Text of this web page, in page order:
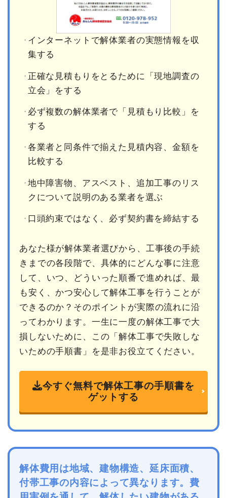
インターネットで解体業者の実態情報を収
集する
正確な見積もりをとるために「現地調査の
立会」をする
必ず複数の解体業者で「見積もり比較」を
する
各業者と同条件で揃えた見積内容、金額を
比較する
地中障害物、アスベスト、追加工事のリス
クについて説明のある業者を選ぶ
口頭約束ではなく、必ず契約書を締結する
あなた様が解体業者選びから、工事後の手続
きまでの各段階で、具体的にどんな事に注意
して、いつ、どういった順番で進めれば、最
も安く、かつ安心して解体工事を行うことが
できるのか？そのポイントが実際の流れに沿
ってわかります。一生に一度の解体工事で大
損しないために、この「解体工事で失敗しな
いための手順書」を是非お役立てください。
今すぐ無料で解体工事の手順書を
ゲットする
解体費用は地域、建物構造、延床面積、
付帯工事の内容によって異なります。費